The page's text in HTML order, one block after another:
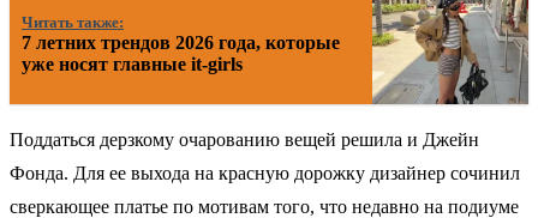
Читать также:
7 летних трендов 2026 года, которые
уже носят главные it-girls
Поддаться дерзкому очарованию вещей решила и Джейн
Фонда. Для ее выхода на красную дорожку дизайнер сочинил
сверкающее платье по мотивам того, что недавно на подиуме